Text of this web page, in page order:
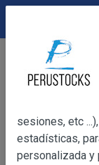
Chipotles
OBJETO
sesiones, etc
estadísticas,
personalizada y